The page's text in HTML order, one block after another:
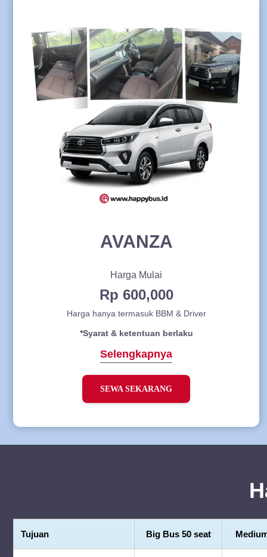
AVANZA
Harga Mulai
Rp 600,000
Harga hanya termasuk BBM & Driver
*Syarat & ketentuan berlaku
Selengkapnya
SEWA SEKARANG
Tujuan Big Bus 50 seat